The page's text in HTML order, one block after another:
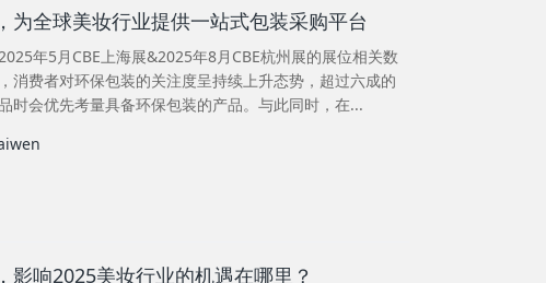
为全球美妆行业提供一站式包装采购平台
年5月CBE上海展&2025年8月CBE杭州展的展位相关数
消费者对环保包装的关注度呈持续上升态势，超过六成的
时会优先考量具备环保包装的产品。与此同时，在...
影响2025美妆行业的机遇在哪里？